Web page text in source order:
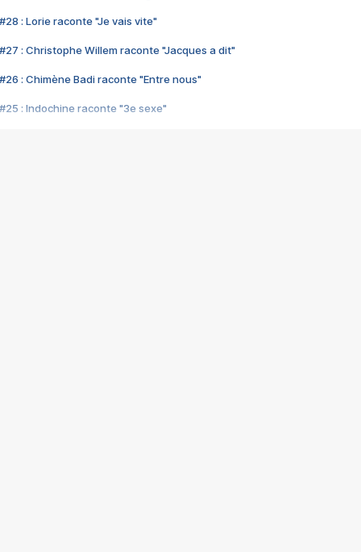
#28 : Lorie raconte "Je vais vite"
#27 : Christophe Willem raconte "Jacques a dit"
#26 : Chimène Badi raconte "Entre nous"
#25 : Indochine raconte "3e sexe"